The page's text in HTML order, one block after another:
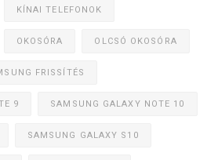
KÍNAI TELEFONOK
OKOSÓRA OLCSÓ OKOSÓRA
FRISSÍTÉS
9 SAMSUNG GALAXY NOTE 10
SAMSUNG GALAXY S10